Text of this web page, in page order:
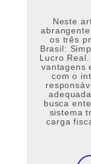
Neste
os três
Brasil:
Lucro
vantagens
com o
busca
sistema
carga